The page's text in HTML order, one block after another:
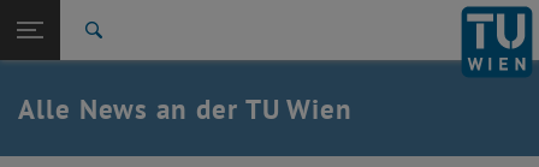
TU Login
Quicklinks
Quicklinks-Menü umschalten
Studium
Karriere
Alle News an der TU Wien